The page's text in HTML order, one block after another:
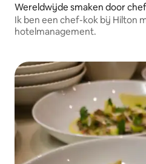
Wereldwijde smaken door
Ik ben een chef-kok bij Hilton
hotelmanagement.